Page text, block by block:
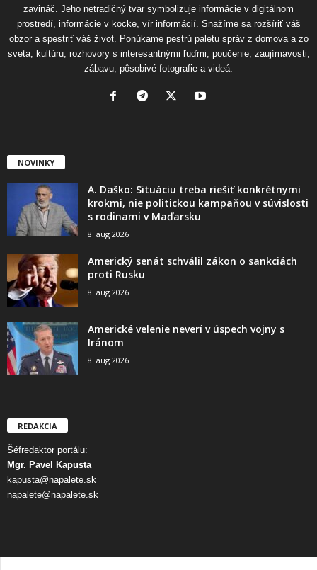
zavináč. Jeho netradičný tvar symbolizuje informácie v digitálnom
prostredí, informácie v kocke, vír informácií. Snažíme sa rozšíriť váš
obzor a spestriť váš život. Ponúkame pestrú paletu správ z domova a zo
sveta, kultúru, rozhovory s interesantnými ľuďmi, poučenie, zaujímavosti,
zábavu, pôsobivé fotografie a videá.
NOVINKY
A. Daško: Situáciu treba riešiť konkrétnymi
krokmi, nie politickou kampaňou v súvislosti
s rodinami v Maďarsku
8. aug 2026
Americký senát schválil zákon o sankciách
proti Rusku
8. aug 2026
Americké velenie neverí v úspech vojny s
Iránom
8. aug 2026
REDAKCIA
Šéfredaktor portálu:
Mgr. Pavel Kapusta
kapusta@napalete.sk
napalete@napalete.sk